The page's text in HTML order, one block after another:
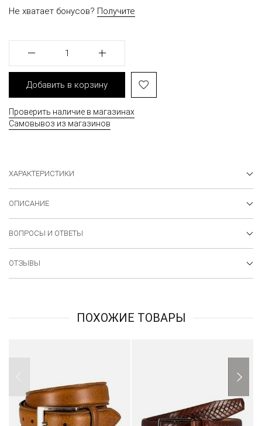
Не хватает бонусов? Получите
1
Добавить в корзину
Проверить наличие в магазинах
Самовывоз из магазинов
ХАРАКТЕРИСТИКИ
ОПИСАНИЕ
ВОПРОСЫ И ОТВЕТЫ
ОТЗЫВЫ
ПОХОЖИЕ ТОВАРЫ